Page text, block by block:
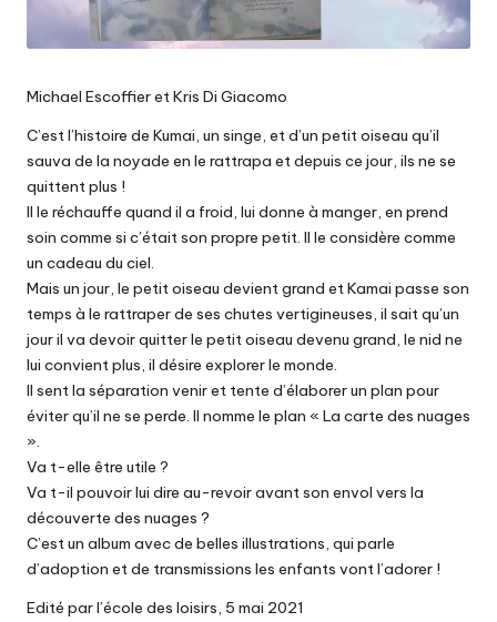
Michael Escoffier et Kris Di Giacomo
C’est l’histoire de Kumai, un singe, et d’un petit oiseau qu’il
sauva de la noyade en le rattrapa et depuis ce jour, ils ne se
quittent plus !
Il le réchauffe quand il a froid, lui donne à manger, en prend
soin comme si c’était son propre petit. Il le considère comme
un cadeau du ciel.
Mais un jour, le petit oiseau devient grand et Kamai passe son
temps à le rattraper de ses chutes vertigineuses, il sait qu’un
jour il va devoir quitter le petit oiseau devenu grand, le nid ne
lui convient plus, il désire explorer le monde.
Il sent la séparation venir et tente d’élaborer un plan pour
éviter qu’il ne se perde. Il nomme le plan « La carte des nuages
».
Va t-elle être utile ?
Va t-il pouvoir lui dire au-revoir avant son envol vers la
découverte des nuages ?
C’est un album avec de belles illustrations, qui parle
d’adoption et de transmissions les enfants vont l’adorer !
Edité par l’école des loisirs, 5 mai 2021